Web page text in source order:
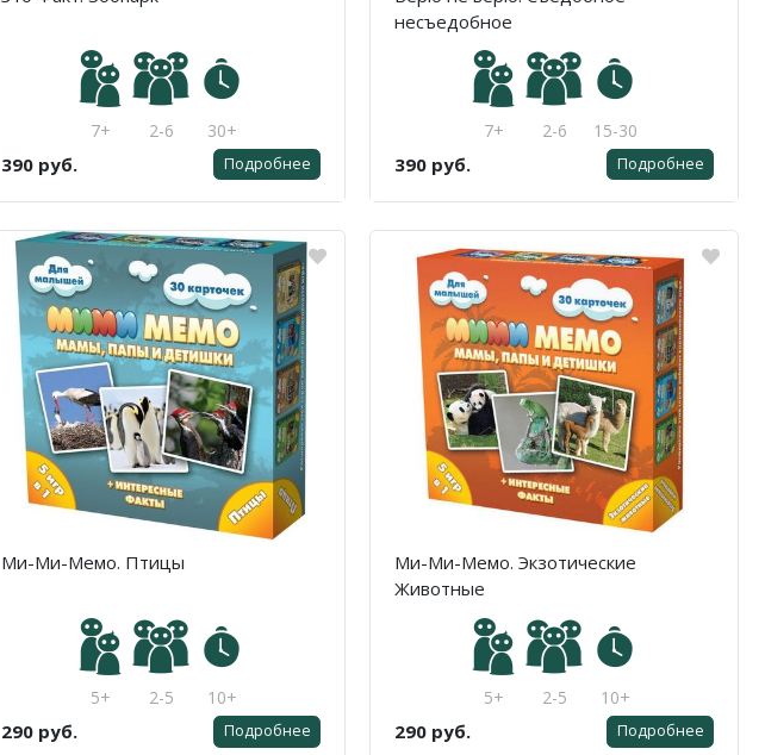
7+ 2-6 30+
390 руб. Подробнее
несъедобное
7+ 2-6 15-30
390 руб. Подробнее
Ми-Ми-Мемо. Птицы
5+ 2-5 10+
290 руб. Подробнее
Ми-Ми-Мемо. Экзотические
Животные
5+ 2-5 10+
290 руб. Подробнее